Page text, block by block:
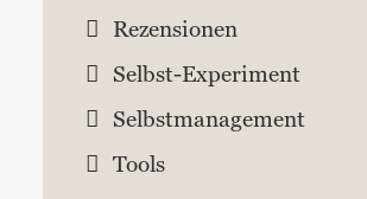
Rezensionen
Selbst-Experiment
Selbstmanagement
Tools